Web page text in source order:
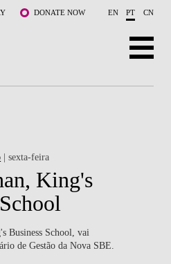
DONATE NOW EN PT CN
| sexta-feira
King's
Business School, vai
de Gestão da Nova SBE.